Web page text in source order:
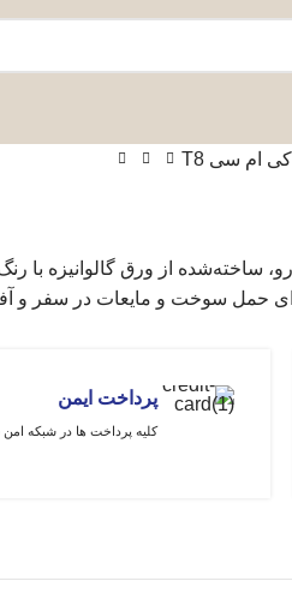
ساخته‌شده از ورق گالوانیزه با
پرداخت ایمن
کلیه پرداخت ها در شبکه